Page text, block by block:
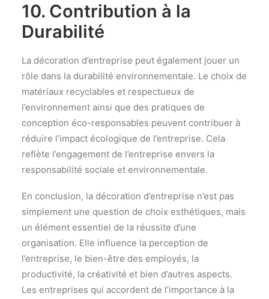
10. Contribution à la
Durabilité
La décoration d’entreprise peut également jouer un
rôle dans la durabilité environnementale. Le choix de
matériaux recyclables et respectueux de
l’environnement ainsi que des pratiques de
conception éco-responsables peuvent contribuer à
réduire l’impact écologique de l’entreprise. Cela
reflète l’engagement de l’entreprise envers la
responsabilité sociale et environnementale.
En conclusion, la décoration d’entreprise n’est pas
simplement une question de choix esthétiques, mais
un élément essentiel de la réussite d’une
organisation. Elle influence la perception de
l’entreprise, le bien-être des employés, la
productivité, la créativité et bien d’autres aspects.
Les entreprises qui accordent de l’importance à la